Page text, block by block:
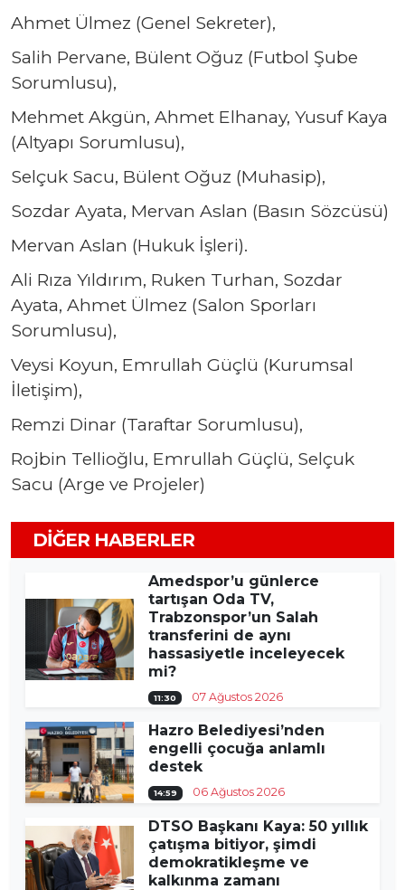
Ahmet Ülmez (Genel Sekreter),
Salih Pervane, Bülent Oğuz (Futbol Şube
Sorumlusu),
Mehmet Akgün, Ahmet Elhanay, Yusuf Kaya
(Altyapı Sorumlusu),
Selçuk Sacu, Bülent Oğuz (Muhasip),
Sozdar Ayata, Mervan Aslan (Basın Sözcüsü)
Mervan Aslan (Hukuk İşleri).
Ali Rıza Yıldırım, Ruken Turhan, Sozdar
Ayata, Ahmet Ülmez (Salon Sporları
Sorumlusu),
Veysi Koyun, Emrullah Güçlü (Kurumsal
İletişim),
Remzi Dinar (Taraftar Sorumlusu),
Rojbin Tellioğlu, Emrullah Güçlü, Selçuk
Sacu (Arge ve Projeler)
DIĞER HABERLER
Amedspor’u günlerce
tartışan Oda TV,
Trabzonspor’un Salah
transferini de aynı
hassasiyetle inceleyecek
mi?
11:30 07 Ağustos 2026
Hazro Belediyesi’nden
engelli çocuğa anlamlı
destek
14:59 06 Ağustos 2026
DTSO Başkanı Kaya: 50 yıllık
çatışma bitiyor, şimdi
demokratikleşme ve
kalkınma zamanı